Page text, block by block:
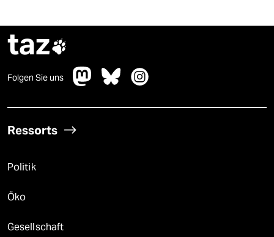
taz
Folgen Sie uns
Ressorts
Politik
Öko
Gesellschaft